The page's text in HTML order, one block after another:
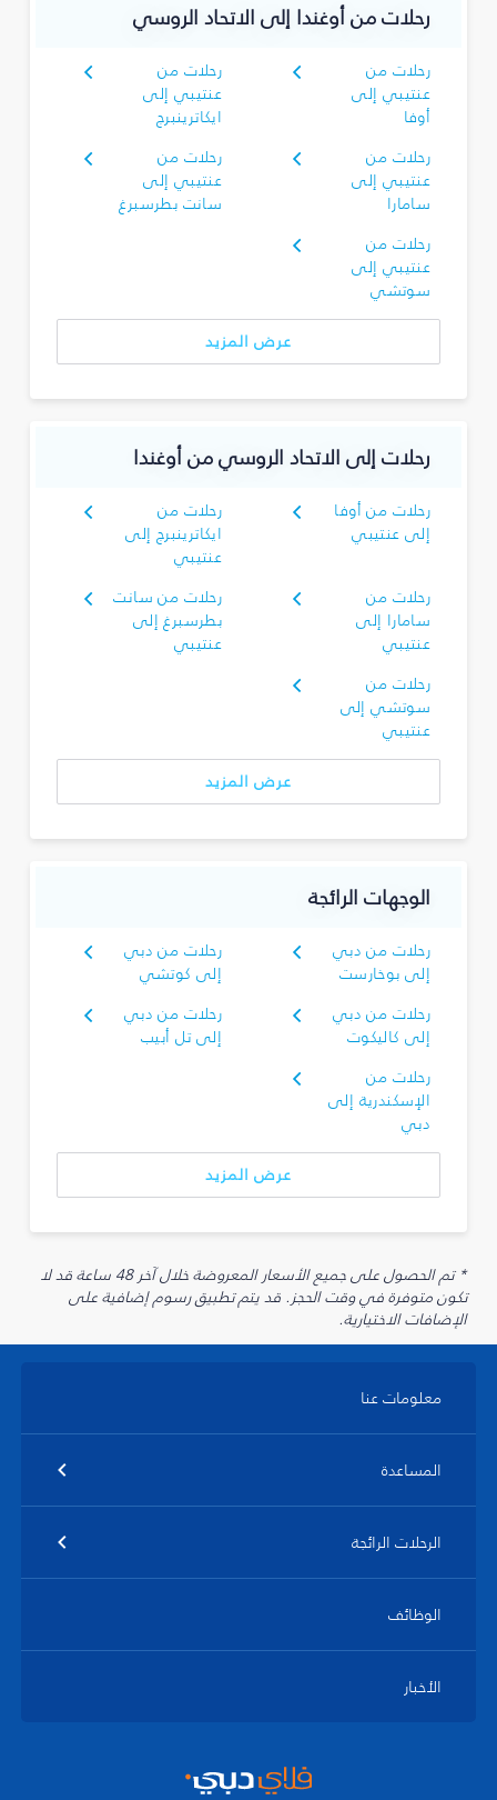
رحلات من أوغندا إلى الاتحاد الروسي
رحلات من
عنتيبي إلى
أوفا
رحلات من
عنتيبي إلى
ايكاترينبرج
رحلات من
عنتيبي إلى
سامارا
رحلات من
عنتيبي إلى
سانت بطرسبرغ
رحلات من
عنتيبي إلى
سوتشي
عرض المزيد
رحلات إلى الاتحاد الروسي من أوغندا
رحلات من أوفا
إلى عنتيبي
رحلات من
ايكاترينبرج إلى
عنتيبي
رحلات من
سامارا إلى
عنتيبي
رحلات من سانت
بطرسبرغ إلى
عنتيبي
رحلات من
سوتشي إلى
عنتيبي
عرض المزيد
الوجهات الرائجة
رحلات من دبي
إلى بوخارست
رحلات من دبي
إلى كوتشي
رحلات من دبي
إلى كاليكوت
رحلات من دبي
إلى تل أبيب
رحلات من
الإسكندرية إلى
دبي
عرض المزيد
* تم الحصول على جميع الأسعار المعروضة خلال آخر 48 ساعة قد لا
تكون متوفرة في وقت الحجز. قد يتم تطبيق رسوم إضافية على
الإضافات الاختيارية.
معلومات عنا
المساعدة
الرحلات الرائجة
الوظائف
الأخبار